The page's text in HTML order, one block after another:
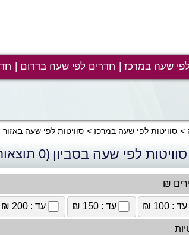
שעה במרכז חדרים לפי שעה בדרום
סוויטות לפי שעה במרכז סוויטות לפי שעה
סוויטות לפי שעה בסביון (0 תוצאות)
₪
עד : 100 ₪ עד : 150 ₪ עד : 200 ₪